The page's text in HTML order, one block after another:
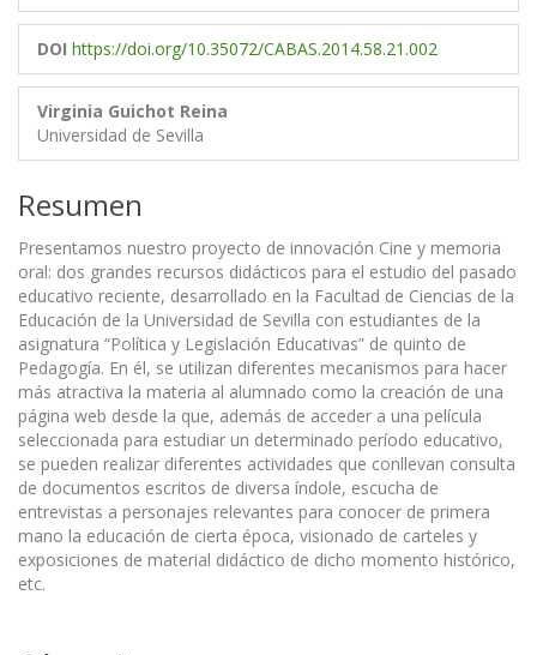
DOI https://doi.org/10.35072/CABAS.2014.58.21.002
Virginia Guichot Reina
Universidad de Sevilla
Resumen
Presentamos nuestro proyecto de innovación Cine y memoria
oral: dos grandes recursos didácticos para el estudio del pasado
educativo reciente, desarrollado en la Facultad de Ciencias de la
Educación de la Universidad de Sevilla con estudiantes de la
asignatura “Política y Legislación Educativas” de quinto de
Pedagogía. En él, se utilizan diferentes mecanismos para hacer
más atractiva la materia al alumnado como la creación de una
página web desde la que, además de acceder a una película
seleccionada para estudiar un determinado período educativo,
se pueden realizar diferentes actividades que conllevan consulta
de documentos escritos de diversa índole, escucha de
entrevistas a personajes relevantes para conocer de primera
mano la educación de cierta época, visionado de carteles y
exposiciones de material didáctico de dicho momento histórico,
etc.